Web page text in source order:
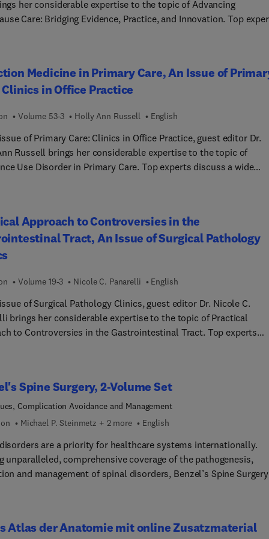
prägnante Merksätze und nützliche
für Ihren Arbeitsalltag.
her considerable expertise to the topic of Advancing
Care: Bridging Evidence, Practice, and Innovation. Top
including misinformation, diverse patient needs, and access
while offering special attention to emerging treatments such
antagonists, weight management strategies, and the
of hormone therapy.
Medicine in Primary Care, An Issue of
Clinics in Office Practice
Volume 53-3 Holly Ann Russell English
of Primary Care: Clinics in Office Practice, guest editor Dr.
Russell brings her considerable expertise to the topic of
Use Disorder in Primary Care. Top experts discuss a wide
many more.
Approach to Controversies in the
Tract, An Issue of Surgical Pathology
Volume 19-3 Nicole C. Panarelli English
of Surgical Pathology Clinics, guest editor Dr. Nicole C.
brings her considerable expertise to the topic of Practical
to Controversies in the Gastrointestinal Tract. Top experts
on imminent developments where appropriate, all with an
on use, interpretation, and limitations of histologic grading,
studies, and other quantitative and qualitative indices.
Spine Surgery, 2-Volume Set
Complication Avoidance and Management
Michael P. Steinmetz + 2 more English
are a priority for healthcare systems internationally.
unparalleled, comprehensive coverage of the pathogenesis,
and management of spinal disorders, Benzel’s Spine
experts, this two-volume masterwork covers everything
spine surgeon, non-operative provider, and trainee needs to
Atlas der Anatomie mit online Zusatzmaterial